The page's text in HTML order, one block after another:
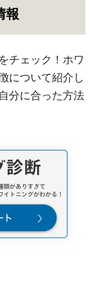
報
チェック！ホワ
について紹介し
分に合った方法